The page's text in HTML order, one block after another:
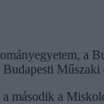
a
második a